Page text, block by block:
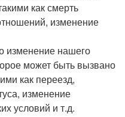
как смерть
изменение
изменение нашего
может быть вызвано
как переезд,
изменение
условий и т.д.